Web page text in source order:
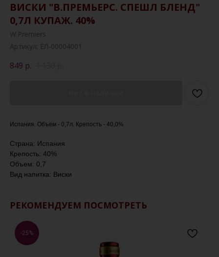
ВИСКИ "В.ПРЕМЬЕРС. СПЕШЛ БЛЕНД"
0,7Л КУПАЖ. 40%
W.Premiers
Артикул: ЕЛ-00004001
849 р.
Испания. Объем - 0,7л. Крепость - 40,0%
Страна: Испания
Крепость: 40%
Объем: 0,7
Вид напитка: Виски
РЕКОМЕНДУЕМ ПОСМОТРЕТЬ
-25%